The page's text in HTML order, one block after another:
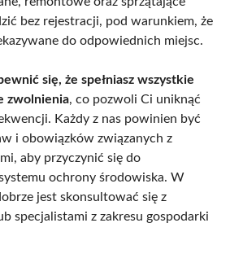
bez rejestracji, pod warunkiem, że
do odpowiednich miejsc.
się, że spełniasz wszystkie
zwolnienia, co pozwoli Ci uniknąć
Każdy z nas powinien być
i obowiązków związanych z
aby przyczynić się do
ochrony środowiska. W
jest skonsultować się z
specjalistami z zakresu gospodarki